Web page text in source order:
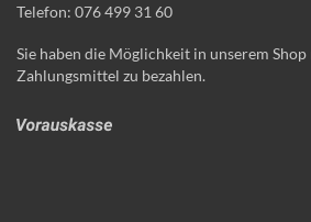
Telefon: 076 499 31 60
Sie haben die Möglichkeit in unserem
Zahlungsmittel zu bezahlen.